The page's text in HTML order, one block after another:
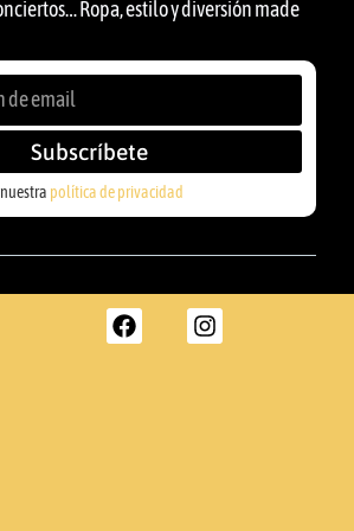
Ropa, estilo y diversión made
política de privacidad
Subscríbete